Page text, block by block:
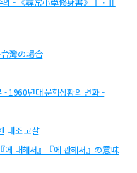
灣の場合
1960년대 문학상황의 변화 -
대조 고찰
대해서』『에 관해서』の意味